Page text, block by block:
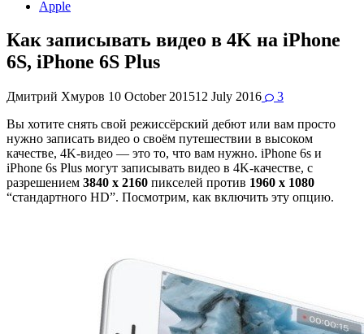
Apple
Как записывать видео в 4K на iPhone
6S, iPhone 6S Plus
Дмитрий Хмуров 10 October 201512 July 2016
3
Вы хотите снять свой режиссёрский дебют или вам просто
нужно записать видео о своём путешествии в высоком
качестве, 4K-видео — это то, что вам нужно. iPhone 6s и
iPhone 6s Plus могут записывать видео в 4K-качестве, с
разрешением 3840 x 2160 пикселей против 1960 x 1080
“стандартного HD”. Посмотрим, как включить эту опцию.